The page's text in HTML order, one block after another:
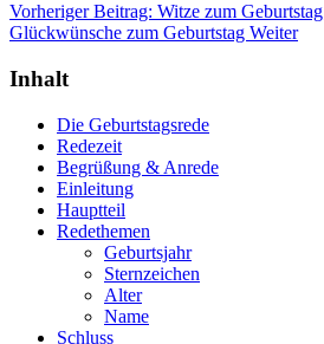
Vorheriger Beitrag: Witze zum Geburtstag
Glückwünsche zum Geburtstag Weiter
Inhalt
Die Geburtstagsrede
Redezeit
Begrüßung & Anrede
Einleitung
Hauptteil
Redethemen
Geburtsjahr
Sternzeichen
Alter
Name
Schluss